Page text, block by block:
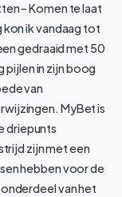
– Komen te laat
kon ik vandaag tot
gedraaid met 50
pijlen in zijn boog
van
MyBet is
driepunts
zijn met een
hebben voor de
van het